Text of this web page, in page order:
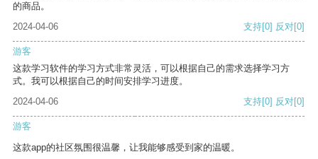
的商品。
2024-04-06
支持[0] 反对[0]
游客
这款学习软件的学习方式非常灵活，可以根据自己的需求选择学习方
式。我可以根据自己的时间安排学习进度。
2024-04-06
支持[0] 反对[0]
游客
这款app的社区氛围很温馨，让我能够感受到家的温暖。